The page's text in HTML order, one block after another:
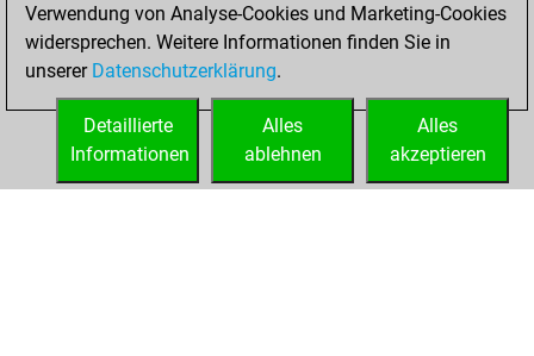
2020
You created
your Fritz account
Verwendung von Analyse-Cookies und Marketing-Cookies
widersprechen. Weitere Informationen finden Sie in
unserer Datenschutzerklärung.
Alles
akzeptieren
Alles
ablehnen
Detaillierte
Informationen